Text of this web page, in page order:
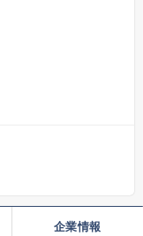
企業情報